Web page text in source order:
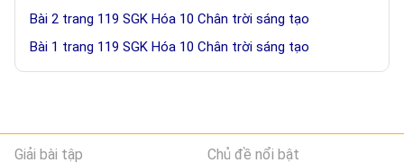
Bài 2 trang 119 SGK Hóa 10 Chân trời sáng tạo
Bài 1 trang 119 SGK Hóa 10 Chân trời sáng tạo
Giải bài tập Chủ đề nổi bật